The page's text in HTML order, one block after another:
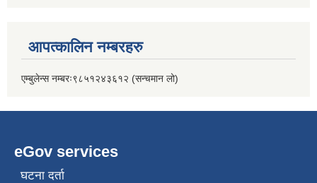
आपत्कालिन नम्बरहरु
एम्बुलेन्स नम्बरः९८५१२४३६१२ (सन्चमान लो)
eGov services
घटना दर्ता